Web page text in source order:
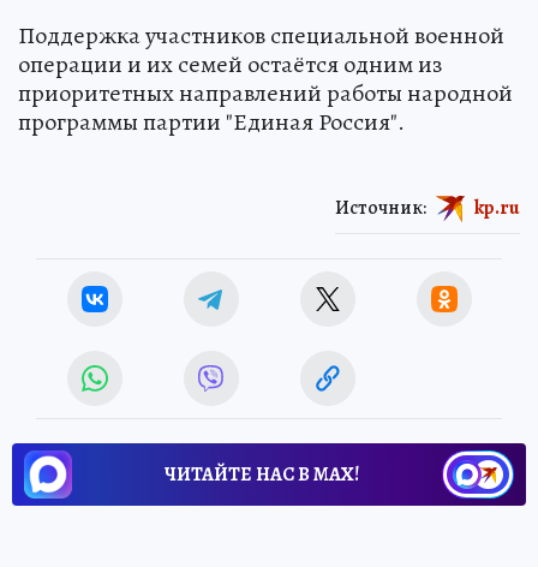
Поддержка участников специальной военной
операции и их семей остаётся одним из
приоритетных направлений работы народной
программы партии "Единая Россия".
Источник: kp.ru
ЧИТАЙТЕ НАС В МАХ!